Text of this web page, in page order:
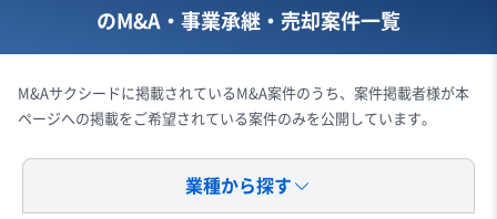
のM&A・事業承継・売却案件一覧
M&Aサクシードに掲載されているM&A案件のうち、案件掲載者様が本
ページへの掲載をご希望されている案件のみを公開しています。
業種から探す